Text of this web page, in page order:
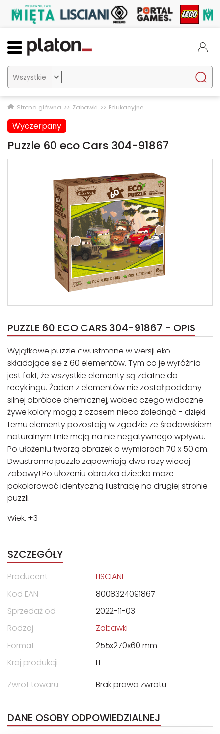

Strona główna Zabawki Edukacyjne
Wyczerpany
Puzzle 60 eco Cars 304-91867
PUZZLE 60 ECO CARS 304-91867 - OPIS
Wyjątkowe puzzle dwustronne w wersji eko
składające się z 60 elementów. Tym co je wyróżnia
jest fakt, że wszystkie elementy są zdatne do
recyklingu. Żaden z elementów nie został poddany
silnej obróbce chemicznej, wobec czego widoczne
żywe kolory mogą z czasem nieco zblednąć - dzięki
temu elementy pozostają w zgodzie ze środowiskiem
naturalnym i nie mają na nie negatywnego wpływu.
Po ułożeniu tworzą obrazek o wymiarach 70 x 50 cm.
Dwustronne puzzle zapewniają dwa razy więcej
zabawy! Po ułożeniu obrazka dziecko może
pokolorować identyczną ilustrację na drugiej stronie
puzzli.
Wiek: +3
SZCZEGÓŁY
Producent
LISCIANI
Kod EAN
8008324091867
Sprzedaż od
2022-11-03
Rodzaj
Zabawki
Format
255x270x60 mm
Kraj produkcji
IT
Zwrot towaru
Brak prawa zwrotu
DANE OSOBY ODPOWIEDZIALNEJ